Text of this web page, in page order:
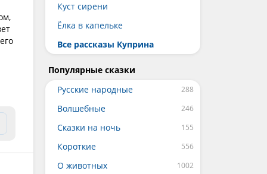
Куст сирени
Ёлка в капельке
Все рассказы Куприна
Популярные сказки
Русские народные
Волшебные
Сказки на ночь
Короткие
О животных